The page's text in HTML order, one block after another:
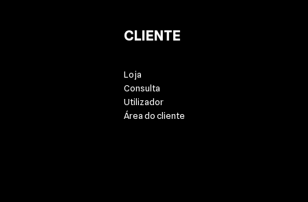
CLIENTE
Loja
Consulta
Utilizador
Área do cliente